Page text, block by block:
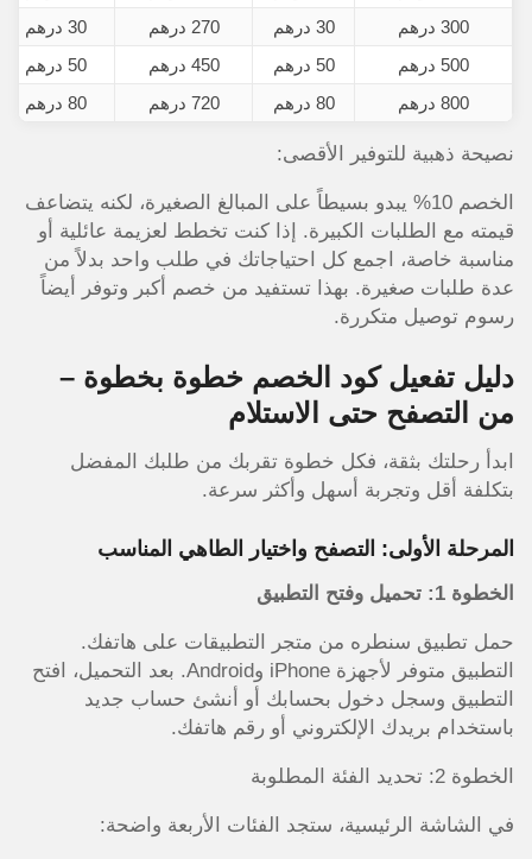
300 درهم
30 درهم 270 درهم
30 درهم
500 درهم
50 درهم 450 درهم
50 درهم
800 درهم
80 درهم 720 درهم 80 درهم
نصيحة ذهبية للتوفير الأقصى:
الخصم 10% يبدو بسيطاً على المبالغ الصغيرة، لكنه يتضاعف
قيمته مع الطلبات الكبيرة. إذا كنت تخطط لعزيمة عائلية أو
مناسبة خاصة، اجمع كل احتياجاتك في طلب واحد بدلاً من
عدة طلبات صغيرة. بهذا تستفيد من خصم أكبر وتوفر أيضاً
رسوم توصيل متكررة.
دليل تفعيل كود الخصم خطوة بخطوة –
من التصفح حتى الاستلام
ابدأ رحلتك بثقة، فكل خطوة تقربك من طلبك المفضل
بتكلفة أقل وتجربة أسهل وأكثر سرعة.
المرحلة الأولى: التصفح واختيار الطاهي المناسب
الخطوة 1: تحميل وفتح التطبيق
حمل تطبيق سنطره من متجر التطبيقات على هاتفك.
التطبيق متوفر لأجهزة iPhone وAndroid. بعد التحميل، افتح
التطبيق وسجل دخول بحسابك أو أنشئ حساب جديد
باستخدام بريدك الإلكتروني أو رقم هاتفك.
الخطوة 2: تحديد الفئة المطلوبة
في الشاشة الرئيسية، ستجد الفئات الأربعة واضحة: